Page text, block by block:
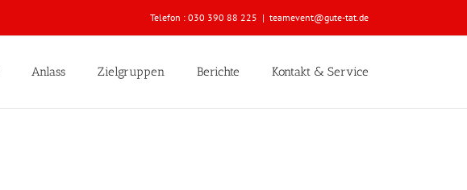
Telefon : 030 390 88 225 | teamevent@gute-tat.de
Anlass Zielgruppen Berichte Kontakt & Service